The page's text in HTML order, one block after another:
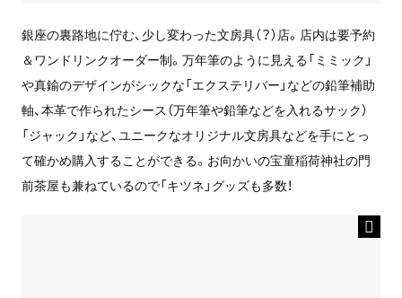
銀座の裏路地に佇む、少し変わった文房具（？）店。店内は要予約
＆ワンドリンクオーダー制。万年筆のように見える「ミミック」
や真鍮のデザインがシックな「エクステリバー」などの鉛筆補助
軸、本革で作られたシース（万年筆や鉛筆などを入れるサック）
「ジャック」など、ユニークなオリジナル文房具などを手にとっ
て確かめ購入することができる。お向かいの宝童稲荷神社の門
前茶屋も兼ねているので「キツネ」グッズも多数！